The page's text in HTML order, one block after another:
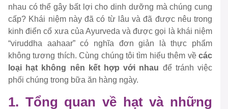
nhau có thể gây bất lợi cho dinh dưỡng mà chúng cung
cấp? Khái niệm này đã có từ lâu và đã được nêu trong
kinh điển cổ xưa của Ayurveda và được gọi là khái niệm
“viruddha aahaar” có nghĩa đơn giản là thực phẩm
không tương thích. Cùng chúng tôi tìm hiểu thêm về các
loại hạt không nên kết hợp với nhau để tránh việc
phối chúng trong bữa ăn hàng ngày.
1. Tổng quan về hạt và những